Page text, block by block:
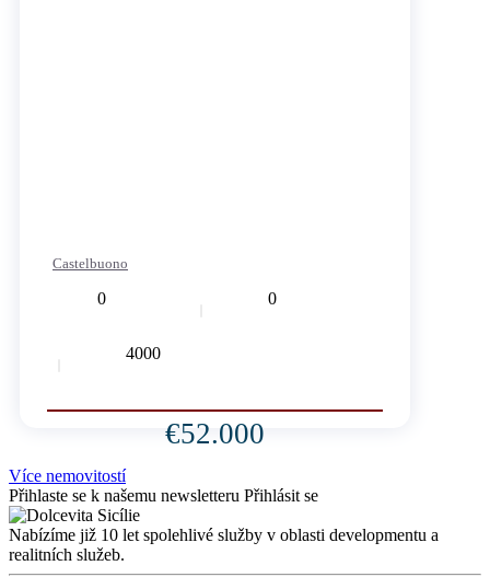
Castelbuono
0 0
4000
€52.000
Více nemovitostí
Přihlaste se k našemu newsletteru Přihlásit se
Nabízíme již 10 let spolehlivé služby v oblasti developmentu a
realitních služeb.